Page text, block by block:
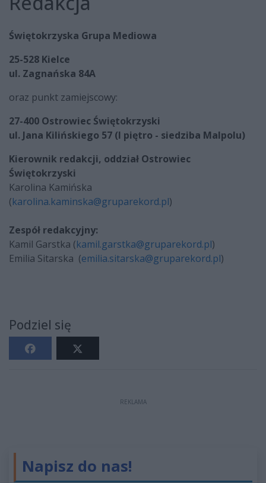
Świętokrzyska Grupa Mediowa
25-528 Kielce
ul. Zagnańska 84A
oraz punkt zamiejscowy:
27-400 Ostrowiec Świętokrzyski
ul. Jana Kilińskiego 57 (I piętro - siedziba Malpolu)
Kierownik redakcji, oddział Ostrowiec
Świętokrzyski
Karolina Kamińska
(karolina.kaminska@gruparekord.pl)
Zespół redakcyjny:
Kamil Garstka (kamil.garstka@gruparekord.pl)
Emilia Sitarska (emilia.sitarska@gruparekord.pl)
Podziel się
REKLAMA
Napisz do nas!